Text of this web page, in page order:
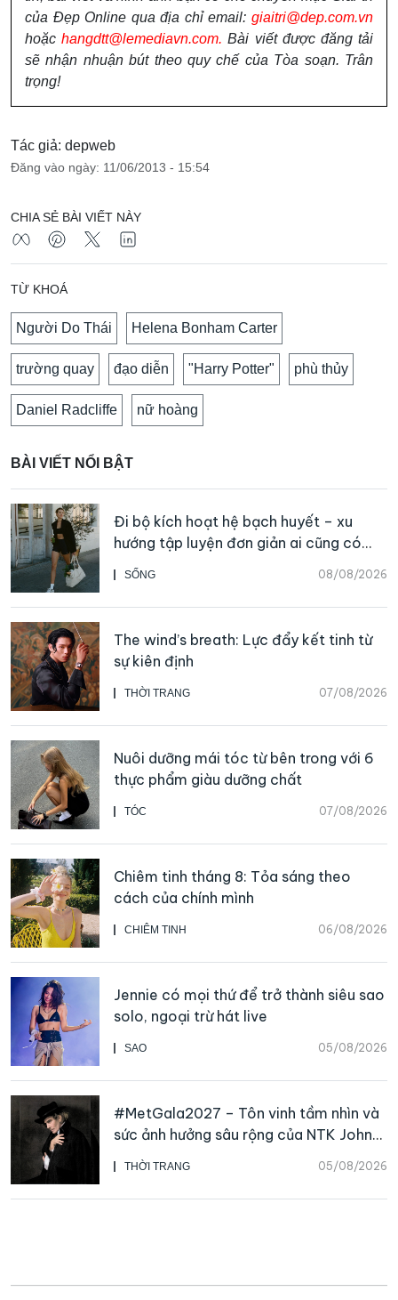
của Đẹp Online qua địa chỉ email: giaitri@dep.com.vn
hoặchangdtt@lemediavn.com. Bài viết được đăng tải
sẽ nhận nhuận bút theo quy chế của Tòa soạn. Trân
trọng!
Tác giả: depweb
Đăng vào ngày: 11/06/2013 - 15:54
CHIA SẺ BÀI VIẾT NÀY
TỪ KHOÁ
Người Do Thái Helena Bonham Carter
trường quay đạo diễn "Harry Potter" phù thủy
Daniel Radcliffe nữ hoàng
BÀI VIẾT NỔI BẬT
SỐNG 08/08/2026
Đi bộ kích hoạt hệ bạch huyết – xu
hướng tập luyện đơn giản ai cũng có
thể bắt đầu
THỜI TRANG 07/08/2026
The wind’s breath: Lực đẩy kết tinh từ
sự kiên định
TÓC 07/08/2026
Nuôi dưỡng mái tóc từ bên trong với 6
thực phẩm giàu dưỡng chất
CHIÊM TINH 06/08/2026
Chiêm tinh tháng 8: Tỏa sáng theo
cách của chính mình
SAO 05/08/2026
Jennie có mọi thứ để trở thành siêu sao
solo, ngoại trừ hát live
THỜI TRANG 05/08/2026
#MetGala2027 – Tôn vinh tầm nhìn và
sức ảnh hưởng sâu rộng của NTK John
Galliano